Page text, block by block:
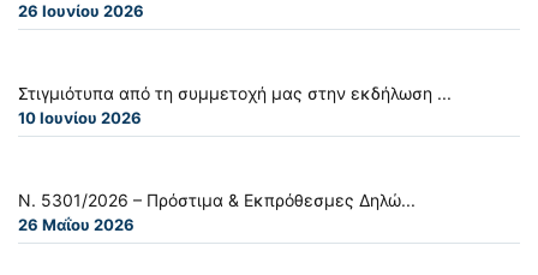
26 Ιουνίου 2026
Στιγμιότυπα από τη συμμετοχή μας στην εκδήλωση ...
10 Ιουνίου 2026
Ν. 5301/2026 – Πρόστιμα & Εκπρόθεσμες Δηλώ...
26 Μαΐου 2026